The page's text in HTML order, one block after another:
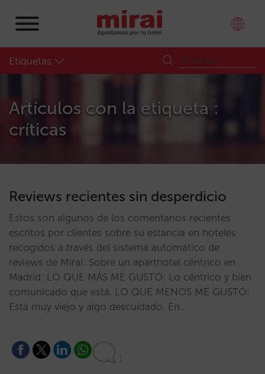
Etiquetas
Artículos con la etiqueta :
críticas
Reviews recientes sin desperdicio
Estos son algunos de los comentarios recientes
escritos por clientes sobre su estancia en hoteles
recogidos a través del sistema automático de
reviews de Mirai: Sobre un aparthotel céntrico en
Madrid: LO QUE MÁS ME GUSTÓ: Lo céntrico y bien
comunicado que está. LO QUE MENOS ME GUSTÓ:
Está muy viejo y algo descuidado. En…
1